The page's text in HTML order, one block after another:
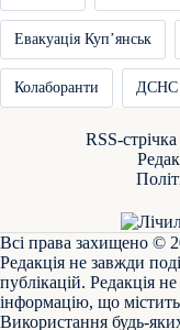
Евакуація Купʼянськ
Колаборанти ДСНС
RSS-стрічка
Всі права захищено ©
Редакція не завжди
публікацій. Редакція не
інформацію, що
Використання будь-